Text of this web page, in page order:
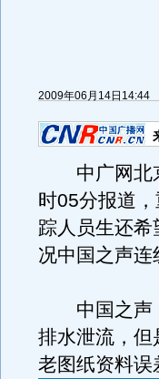
2009年06月14日14:44
中广网北京
时05分报道
踪人员生还
况中国之声连
中国之声：
排水泄流，但
老图纸资料误